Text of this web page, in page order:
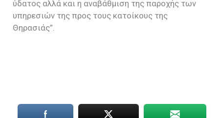
ύδατος αλλά και η αναβάθμιση της παροχής των
υπηρεσιών της προς τους κατοίκους της
Θηρασιάς”.